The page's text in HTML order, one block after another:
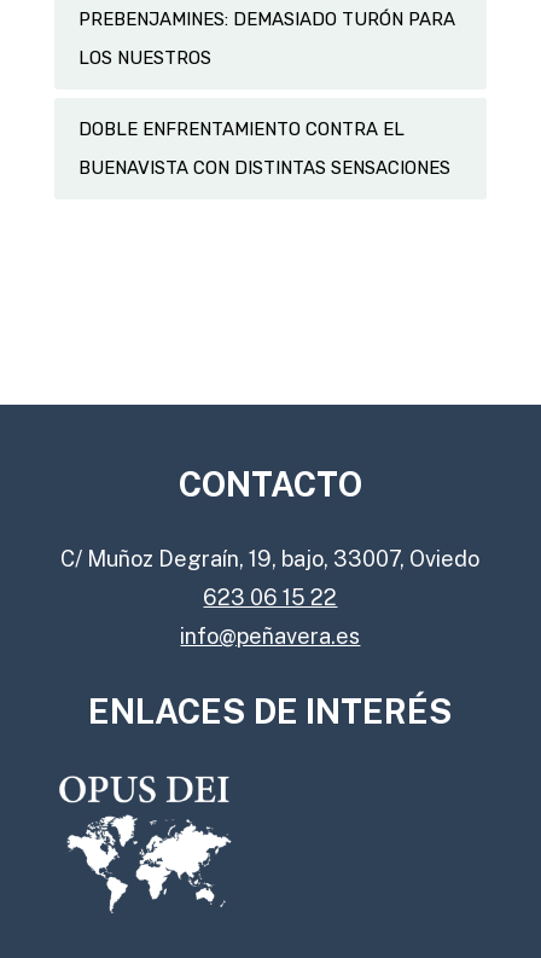
PREBENJAMINES: DEMASIADO TURÓN PARA
LOS NUESTROS
DOBLE ENFRENTAMIENTO CONTRA EL
BUENAVISTA CON DISTINTAS SENSACIONES
CONTACTO
C/ Muñoz Degraín, 19, bajo, 33007, Oviedo
623 06 15 22
info@peñavera.es
ENLACES DE INTERÉS